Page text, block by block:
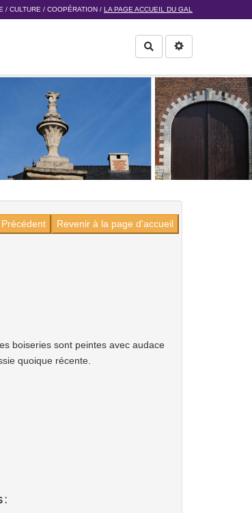
/ CULTURE / COOPÉRATION / LA PAGE ACCUEIL DU GAL
Rechercher
Revenir à la page d'accueil
boiseries sont peintes avec audace
quoique récente.
: